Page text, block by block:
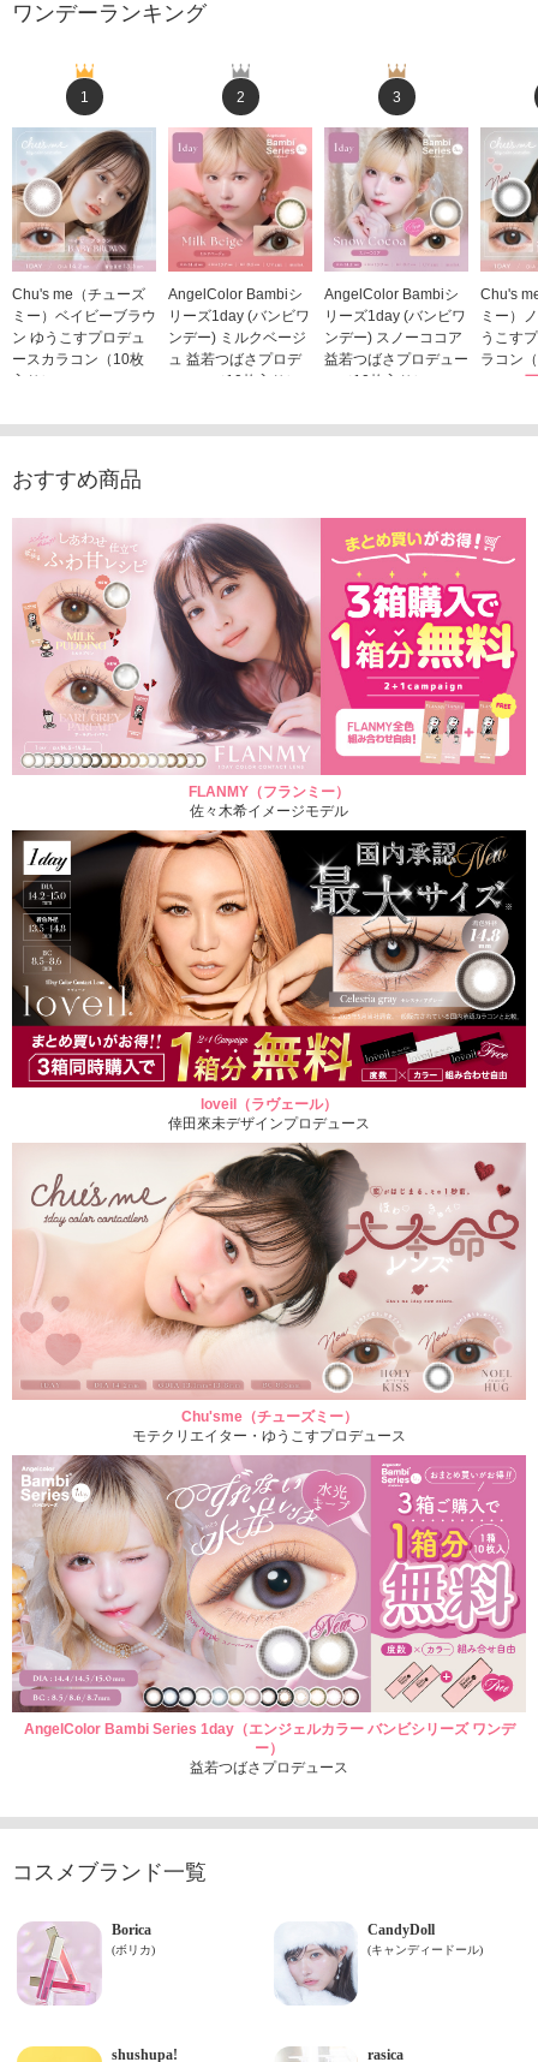
ワンデーランキング
1
Chu's me（チューズ
ミー）ベイビーブラウ
ン ゆうこすプロデュ
ースカラコン（10枚
入り）
2
AngelColor Bambiシ
リーズ1day (バンビワ
ンデー) ミルクベージ
ュ 益若つばさプロデ
ュース（10枚入り）
3
AngelColor Bambiシ
リーズ1day (バンビワ
ンデー) スノーココア
益若つばさプロデュー
ス（10枚入り）
Chu's
ミー）
うこす
ラコン
1,705
おすすめ商品
FLANMY（フランミー）
佐々木希イメージモデル
loveil（ラヴェール）
倖田來未デザインプロデュース
Chu'sme（チューズミー）
モテクリエイター・ゆうこすプロデュース
AngelColor Bambi Series 1day（エンジェルカラー バンビシリーズ ワンデ
ー）
益若つばさプロデュース
コスメブランド一覧